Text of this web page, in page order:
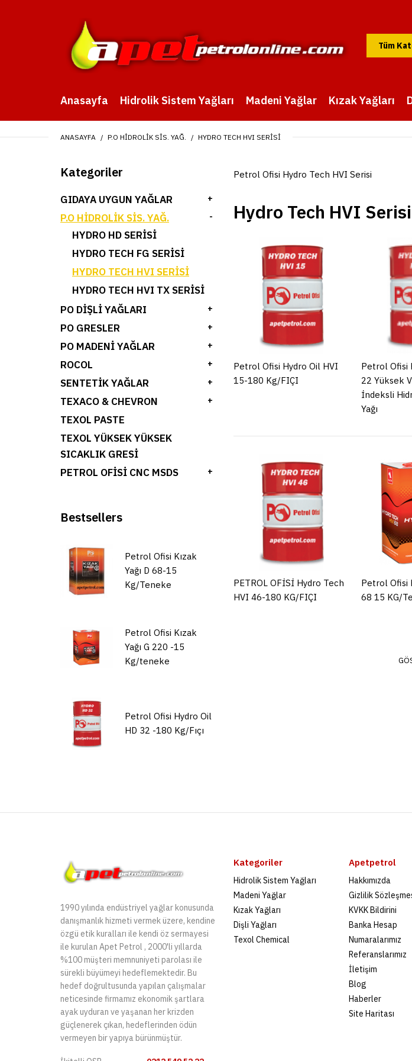
Anasayfa Hidrolik Sistem Yağları Madeni Yağlar Kızak Yağları
ANASAYFA P.O HIDROLIK SIS. YAĞ. HYDRO TECH HVI SERISI
Kategoriler
GIDAYA UYGUN YAĞLAR +
P.O HIDROLIK SIS. YAĞ. -
HYDRO HD SERISI
HYDRO TECH FG SERİSİ
HYDRO TECH HVI SERISI
HYDRO TECH HVI TX SERISI
PO DIŞLI YAĞLARI
+
PO GRESLER +
PO MADENI YAĞLAR +
ROCOL +
SENTETİK YAĞLAR +
TEXACO & CHEVRON +
TEXOL PASTE
TEXOL YÜKSEK YÜKSEK
SICAKLIK GRESI
PETROL OFISI CNC MSDS
+
Bestsellers
Petrol Ofisi Kızak
Yağı D 68-15
Kg/Teneke
Petrol Ofisi Kızak
Yağı G 220 -15
Kg/teneke
Petrol Ofisi Hydro Oil
HD 32 -180 Kg/Fıçı
Petrol Ofisi Hydro Tech HVI Serisi
Hydro Tech HVI Serisi
Petrol Ofisi Hydro Oil HVI
15-180 Kg/FIÇI
Petrol Ofisi
22 Yüksek
İndeksli
Yağı
PETROL OFİSİ Hydro Tech
HVI 46-180 KG/FIÇI
Petrol Ofisi
68 15 KG/
1990 yılında endüstriyel yağlar konusunda
danışmanlık hizmeti vermek üzere, kendine
özgü etik kuralları ile kendi öz sermayesi
ile kurulan Apet Petrol , 2000'li yıllarda
%100 müşteri memnuniyeti parolası ile
sürekli büyümeyi hedeflemektedir. Bu
hedef doğrultusunda yapılan çalışmalar
neticesinde firmamız ekonomik şartlara
ayak uyduran ve yaşanan her krizden
güçlenerek çıkan, hedeflerinden ödün
vermeyen bir yapıya bürünmüştür.
Kategoriler
Hidrolik Sistem Yağları
Madeni Yağlar
Kızak Yağları
Dişli Yağları
Texol Chemical
Apetpetrol
Hakkımızda
Gizlilik
KVKK Bildirini
Banka Hesap
Numaralarımız
Referanslarımız
İletişim
Blog
Haberler
Site Haritası